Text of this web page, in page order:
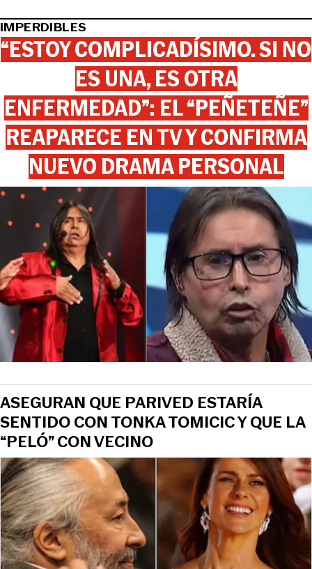
IMPERDIBLES
“ESTOY COMPLICADÍSIMO. SI NO
ES UNA, ES OTRA
ENFERMEDAD”: EL “PEÑETEÑE”
REAPARECE EN TV Y CONFIRMA
NUEVO DRAMA PERSONAL
ASEGURAN QUE PARIVED ESTARÍA
SENTIDO CON TONKA TOMICIC Y QUE LA
“PELÓ” CON VECINO